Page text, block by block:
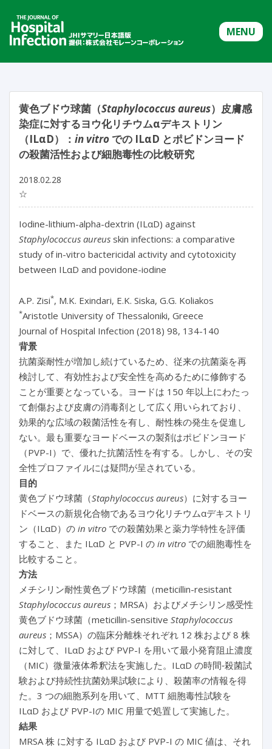
MENU
黄色ブドウ球菌（Staphylococcus aureus）皮膚感
染症に対するヨウ化リチウムαデキストリン
（ILαD）： in vitroでの ILαD とポビドンヨード
の殺菌活性および細胞毒性の比較研究
2018.02.28
☆
Iodine-lithium-alpha-dextrin (ILαD) against
Staphylococcus aureus skin infections: a comparative
study of in-vitro bactericidal activity and cytotoxicity
between ILαD and povidone-iodine
A.P. Zisi*, M.K. Exindari, E.K. Siska, G.G. Koliakos
*Aristotle University of Thessaloniki, Greece
Journal of Hospital Infection (2018) 98, 134-140
背景
抗菌薬耐性が増加し続けているため、従来の抗菌薬を再
検討して、有効性および安全性を高めるために修飾する
ことが重要となっている。ヨードは 150 年以上にわたっ
て創傷および皮膚の消毒剤として広く用いられており、
効果的な広域の殺菌活性を有し、耐性株の発生を促進し
ない。最も重要なヨードベースの製剤はポビドンヨード
（PVP-I）で、優れた抗菌活性を有する。しかし、その安
全性プロファイルには疑問が呈されている。
目的
黄色ブドウ球菌（Staphylococcus aureus）に対するヨー
ドベースの新規化合物であるヨウ化リチウムαデキストリ
ン（ILαD）の in vitro での殺菌効果と薬力学特性を評価
すること、また ILαD と PVP-I の in vitro での細胞毒性を
比較すること。
方法
メチシリン耐性黄色ブドウ球菌（meticillin-resistant
Staphylococcus aureus ；MRSA）およびメチシリン感受性
黄色ブドウ球菌（meticillin-sensitive Staphylococcus
aureus ；MSSA）の臨床分離株それぞれ 12 株および 8 株
に対して、ILαD および PVP-I を用いて最小発育阻止濃度
（MIC）微量液体希釈法を実施した。ILαD の時間‐殺菌試
験および持続性抗菌効果試験により、殺菌率の情報を得
た。3 つの細胞系列を用いて、MTT 細胞毒性試験を
ILαD および PVP-Iの MIC 用量で処置して実施した。
結果
MRSA 株 に対する ILαD および PVP-I の MIC 値は、それ